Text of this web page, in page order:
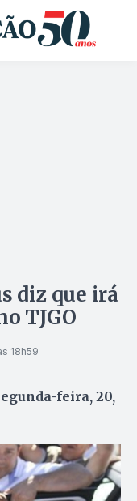
diz que irá
TJGO
18h59
feira, 20,